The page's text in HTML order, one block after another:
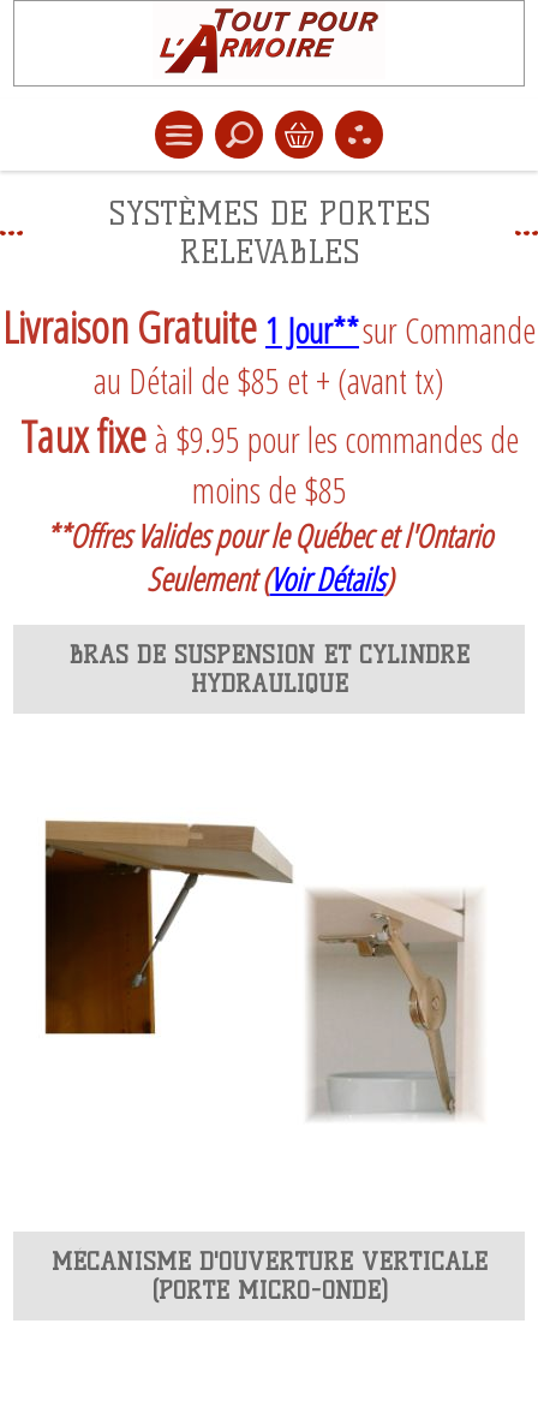
SYSTÈMES DE PORTES
RELEVABLES
Livraison Gratuite 1 Jour**sur Commande
au Détail de $85 et + (avant tx)
Taux fixeà $9.95 pour les commandes de
moins de $85
**Offres Valides pour le Québec et l'Ontario
Seulement (Voir Détails)
BRAS DE SUSPENSION ET CYLINDRE
HYDRAULIQUE
MÉCANISME D'OUVERTURE VERTICALE
(PORTE MICRO-ONDE)